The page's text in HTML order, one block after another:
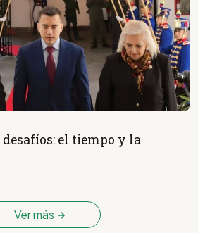
el tiempo y la
Ver más